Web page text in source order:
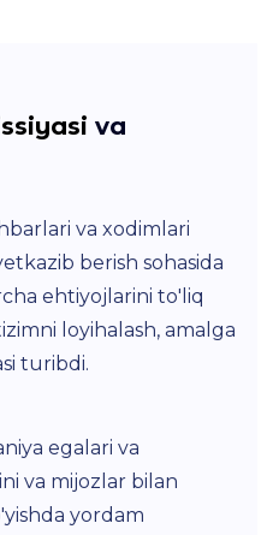
va
va xodimlari
berish sohasida
ehtiyojlarini to'liq
loyihalash, amalga
turibdi.
egalari va
va mijozlar bilan
yordam